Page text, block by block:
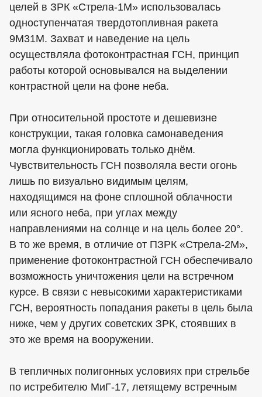
целей в ЗРК «Стрела-1М» использовалась
одноступенчатая твердотопливная ракета
9М31М. Захват и наведение на цель
осуществляла фотоконтрастная ГСН, принцип
работы которой основывался на выделении
контрастной цели на фоне неба.
При относительной простоте и дешевизне
конструкции, такая головка самонаведения
могла функционировать только днём.
Чувствительность ГСН позволяла вести огонь
лишь по визуально видимым целям,
находящимся на фоне сплошной облачности
или ясного неба, при углах между
направлениями на солнце и на цель более 20°.
В то же время, в отличие от ПЗРК «Стрела-2М»,
применение фотоконтрастной ГСН обеспечивало
возможность уничтожения цели на встречном
курсе. В связи с невысокими характеристиками
ГСН, вероятность попадания ракеты в цель была
ниже, чем у других советских ЗРК, стоявших в
это же время на вооружении.
В тепличных полигонных условиях при стрельбе
по истребителю МиГ-17, летящему встречным